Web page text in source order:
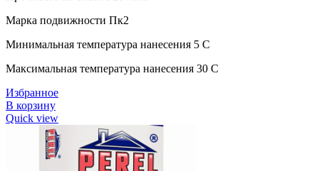
Марка подвижности Пк2
Минимальная температура нанесения 5 C
Максимальная температура нанесения 30 C
Избранное
В корзину
Quick view